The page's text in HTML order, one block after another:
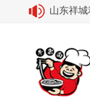
山东祥